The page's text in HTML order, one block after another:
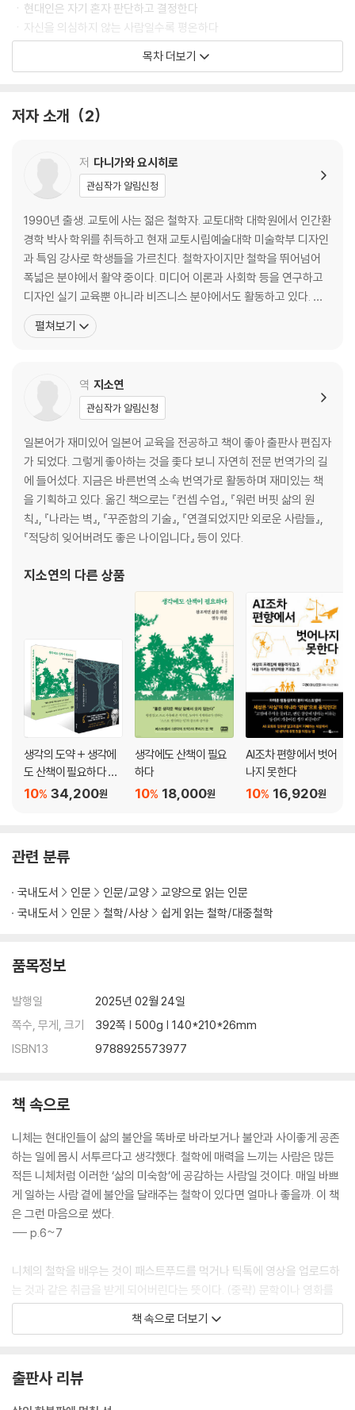
ㆍ현대인은 자기 혼자 판단하고 결정한다
ㆍ자신을 의심하지 않는 사람일수록 평온하다
ㆍ우리는 좀비 영화에서 일찍 죽는 사람처럼 살고 있다
ㆍ현대인은 즉각적이고 단편적인 자극에 둘러싸여 있다
ㆍ앞으로 우리가 가야 할 길
[칼럼] 대중사회이론과 미디어이론 그리고 대상관계이론
2장. 스스로 생각하지 않기 위한 철학
: 천재들의 문제 해결 방식을 토대로 생각하는 힘
ㆍ철학은 스스로 생각하는 것일까?
ㆍ철학자도 넷플릭스를 보고 닥터마틴을 신는다
ㆍ스스로 생각하면 아웃풋이 평범하다
ㆍ자기 힘보다는 신중함이 중요하다
ㆍ지식과 상상력이라는 두 개의 바퀴
ㆍ2,500년간의 문제 해결 능력을 내 것으로
ㆍ철학을 배울 때 흔히 하는 두 가지 실수
ㆍ언런(탈학습)하기 전에 런(학습)하자
ㆍ센스메이킹에도 지식과 상상력이 필요하다
ㆍ상상력이 풍부하다는 것은 상상력의 레퍼토리가 넓다는 것
ㆍ내 안에 다양한 사람을 살게 한다
ㆍ철학을 탐험할 때 주의해야 할 세 가지
[칼럼] 프래그머티즘의 관점
3장. 연결되는 동안 잃어버린 ‘고독’
ㆍ스마트폰이 바꿔버린 우리 사회
ㆍ‘상시 접속 사회’에서 잊힌 감각
ㆍ‘고독’의 상실 - 반사적인 커뮤니케이션으로 산만해진 사람들
ㆍ관심경제와 스마트폰이 집중을 빼앗는다
ㆍ‘고독’의 상실 - 자기 자신과 함께하지 못하는 사람들
ㆍ‘고립’ 속에서 ‘고독’해질 수 있다 - 한나 아렌트의 철학
ㆍ‘고독’과 ‘외로움’은 어디로 갔는가
ㆍ기쁠 때도 고독은 필요하다
ㆍ빈 시간을 또 다른 멀티태스킹으로 채우는 사람들
ㆍ스마트폰은 감정 이해를 더디게 만든다
ㆍ감각을 억누르지 않으려면 - 〈용쟁호투〉의 교훈, 첫 번째
ㆍ“생각하지 말고 느껴!”의 진정한 의미 - 〈용쟁호투〉의 교훈, 두 번째
4장. 고독과 취미를 만드는 방법
: 소극적 수용력이 불러오는 대화
ㆍ감정은 인스턴트처럼 간편하지 않다
ㆍ외로움에 휘둘리는 우리 - 〈에반게리온〉으로 생각하기, 첫 번째
ㆍ외로움에 대처하는 방법, 취미 - 〈에반게리온〉으로 생각하기, 두 번째
ㆍ내 안에는 여러 사람이 존재한다 - 〈에반게리온〉으로 생각하기, 세 번째
ㆍ취미는 고독을 불러온다 - 〈에반게리온〉으로 생각하기, 네 번째
ㆍ취미는 수수께끼와의 대화다 - 〈에반게리온〉으로 생각하기, 다섯 번째
ㆍ‘글로 쓰인 나’와 ‘다시 쓰는 나’의 대화
ㆍ무언가를 만들 때 시작되는 자기대화
ㆍ‘불확실함’을 끌어안는 능력
ㆍ시대를 초월한 소극적 수용력
ㆍ불확실함을 살아가는 우리에게 필요한 것
ㆍ자신을 의심하는 자세, 소극적 수용력
목차 더보기
저자 소개 2
저 다니가와 요시히로
관심작가 알림신청
1990년 출생. 교토에 사는 젊은 철학자. 교토대학 대학원에서 인간환
경학 박사 학위를 취득하고 현재 교토시립예술대학 미술학부 디자인
과 특임 강사로 학생들을 가르친다. 철학자이지만 철학을 뛰어넘어
폭넓은 분야에서 활약 중이다. 미디어 이론과 사회학 등을 연구하고
디자인 실기 교육뿐 아니라 비즈니스 분야에서도 활동하고 있다. 저
서로는 『쓰루미 슌스케의 말과 윤리』, 『신앙과 상상력의 철학』이 있
다. 공저로는 『네거티브 케이퍼빌리티로 살다』, 『독서 모임 교실』,
펼쳐보기
역 지소연
관심작가 알림신청
일본어가 재미있어 일본어 교육을 전공하고 책이 좋아 출판사 편집자
가 되었다. 그렇게 좋아하는 것을 좇다 보니 자연히 전문 번역가의 길
에 들어섰다. 지금은 바른번역 소속 번역가로 활동하며 재미있는 책
을 기획하고 있다. 옮긴 책으로는 『컨셉 수업』, 『워런 버핏 삶의 원
칙』, 『나라는 벽』, 『꾸준함의 기술』, 『연결되었지만 외로운 사람들』,
『적당히 잊어버려도 좋은 나이입니다』 등이 있다.
지소연의 다른 상품
생각의 도약 + 생각에
도 산책이 필요하다 세
트
34,200원
10%
생각에도 산책이 필요
하다
18,000원
10%
AI조차 편향에서 벗어
나지 못한다
16,920원
10%
관련 분류
국내도서 인문 인문/교양
교양으로 읽는 인문
국내도서
인문 철학/사상 쉽게 읽는 철학/대중철학
품목정보
발행일
2025년 02월 24일
쪽수, 무게, 크기
392쪽 | 500g | 140*210*26mm
ISBN13
9788925573977
책 속으로
니체는 현대인들이 삶의 불안을 똑바로 바라보거나 불안과 사이좋게 공존
하는 일에 몹시 서투르다고 생각했다. 철학에 매력을 느끼는 사람은 많든
적든 니체처럼 이러한 ‘삶의 미숙함’에 공감하는 사람일 것이다. 매일 바쁘
게 일하는 사람 곁에 불안을 달래주는 철학이 있다면 얼마나 좋을까. 이 책
은 그런 마음으로 썼다.
--- p.6~7
니체의 철학을 배우는 것이 패스트푸드를 먹거나 틱톡에 영상을 업로드하
는 것과 같은 취급을 받게 되어버린다는 뜻이다. (중략) 문학이나 영화를
음미하는 것도, 학문을 접하는 것도, 우정이나 사랑을 바탕으로 관계를 맺
는 것도 같다. 어떤 사람들은 주문한 햄버거를 몇 분 만에 해치우듯이 이야
달성할 수 있기를 바란다는 것이다.
--- p.50
책 속으로 더보기
출판사 리뷰